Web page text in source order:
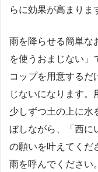
らに効果が高まりま
雨を降らせる簡単な
を使うおまじない」
コップを用意するだ
じないになります。
少しずつ土の上に水
ぼしながら、「西に
の願いを叶えてくだ
雨を呼んでください